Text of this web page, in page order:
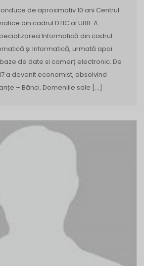
de aproximativ 10 ani Centrul
din cadrul DTIC al UBB. A
Informatică din cadrul
și Informatică, urmată apoi
de date si comerț electronic. De
a devenit economist, absolvind
– Bănci. Domeniile sale […]